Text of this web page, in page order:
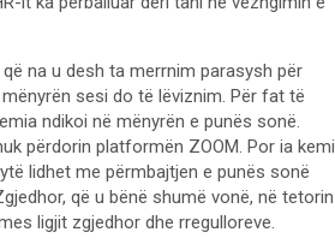
na u desh ta merrnim parasysh për
sesi do të lëviznim. Për fat të
ndikoi në mënyrën e punës sonë.
përdorin platformën ZOOM. Por ia kemi
lidhet me përmbajtjen e punës sonë
që u bënë shumë vonë, në tetorin
ligjit zgjedhor dhe rregulloreve.